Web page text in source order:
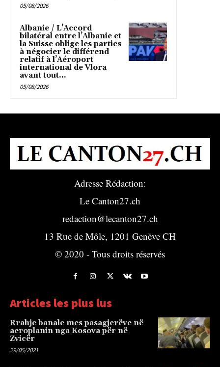
05/08/2026
Albanie / L’Accord
bilatéral entre l’Albanie et
la Suisse oblige les parties
à négocier le différend
relatif à l’Aéroport
international de Vlora
avant tout...
05/08/2026
Adresse Rédaction:
Le Canton27.ch
redaction@lecanton27.ch
13 Rue de Môle, 1201 Genève CH
© 2020 - Tous droits réservés
Articles les plus lus
Rrahje banale mes pasagjerëve në
aeroplanin nga Kosova për në
Zvicër
29/05/2021